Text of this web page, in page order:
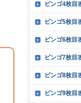
ビンゴ4枚目
ビンゴ5枚目
ビンゴ6枚目
ビンゴ7枚目
ビンゴ8枚目
ビンゴ9枚目